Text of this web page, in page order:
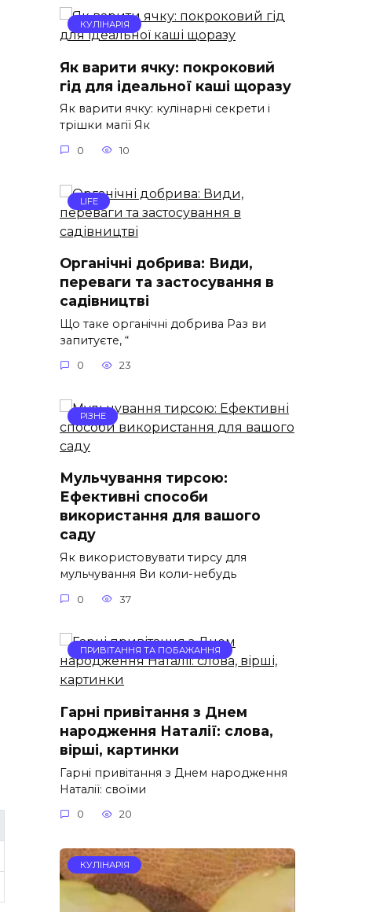
КУЛІНАРІЯ
Як варити ячку: покроковий
гід для ідеальної каші щоразу
Як варити ячку: кулінарні секрети і
трішки магії Як
0 10
LIFE
Органічні добрива: Види,
переваги та застосування в
садівництві
Що таке органічні добрива Раз ви
запитуєте, “
0 23
РІЗНЕ
Мульчування тирсою:
Ефективні способи
використання для вашого
саду
Як використовувати тирсу для
мульчування Ви коли-небудь
0 37
ПРИВІТАННЯ ТА ПОБАЖАННЯ
Гарні привітання з Днем
народження Наталії: слова,
вірші, картинки
Гарні привітання з Днем народження
Наталії: своїми
0 20
КУЛІНАРІЯ